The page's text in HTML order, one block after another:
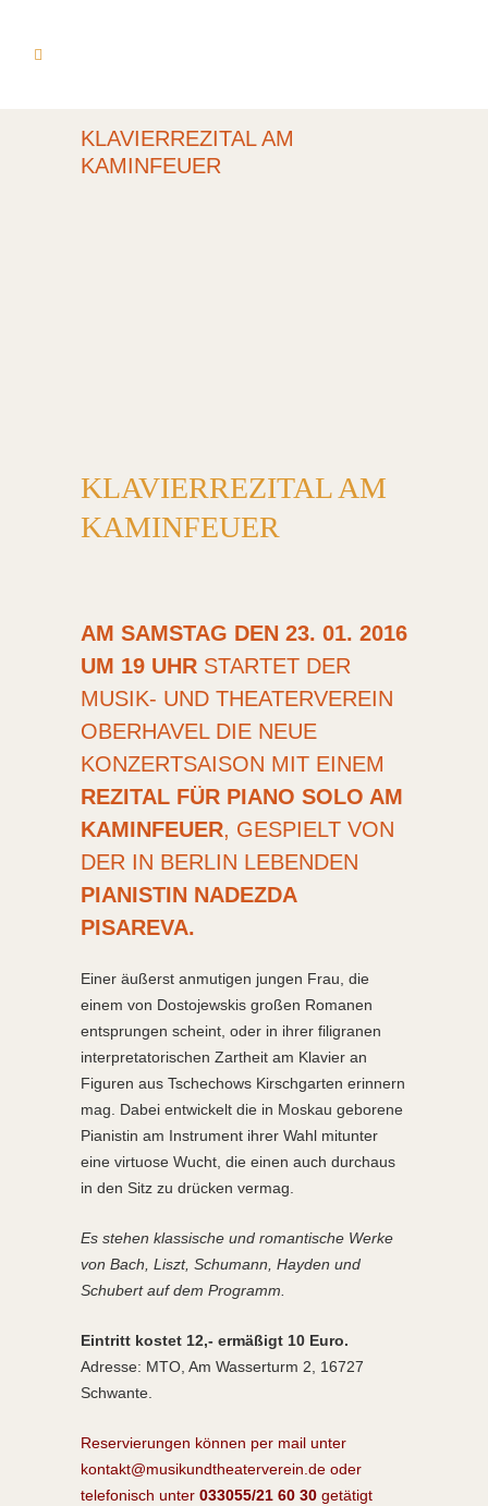
KLAVIERREZITAL AM
KAMINFEUER
KLAVIERREZITAL AM
KAMINFEUER
AM SAMSTAG DEN 23. 01. 2016
UM 19 UHR STARTET DER
MUSIK- UND THEATERVEREIN
OBERHAVEL DIE NEUE
KONZERTSAISON MIT EINEM
REZITAL FÜR PIANO SOLO AM
KAMINFEUER, GESPIELT VON
DER IN BERLIN LEBENDEN
PIANISTIN NADEZDA
PISAREVA.
Einer äußerst anmutigen jungen Frau, die
einem von Dostojewskis großen Romanen
entsprungen scheint, oder in ihrer filigranen
interpretatorischen Zartheit am Klavier an
Figuren aus Tschechows Kirschgarten erinnern
mag. Dabei entwickelt die in Moskau geborene
Pianistin am Instrument ihrer Wahl mitunter
eine virtuose Wucht, die einen auch durchaus
in den Sitz zu drücken vermag.
Es stehen klassische und romantische Werke
von Bach, Liszt, Schumann, Hayden und
Schubert auf dem Programm.
Eintritt kostet 12,- ermäßigt 10 Euro.
Adresse: MTO, Am Wasserturm 2, 16727
Schwante.
Reservierungen können per mail unter
kontakt@musikundtheaterverein.de oder
telefonisch unter 033055/21 60 30 getätigt